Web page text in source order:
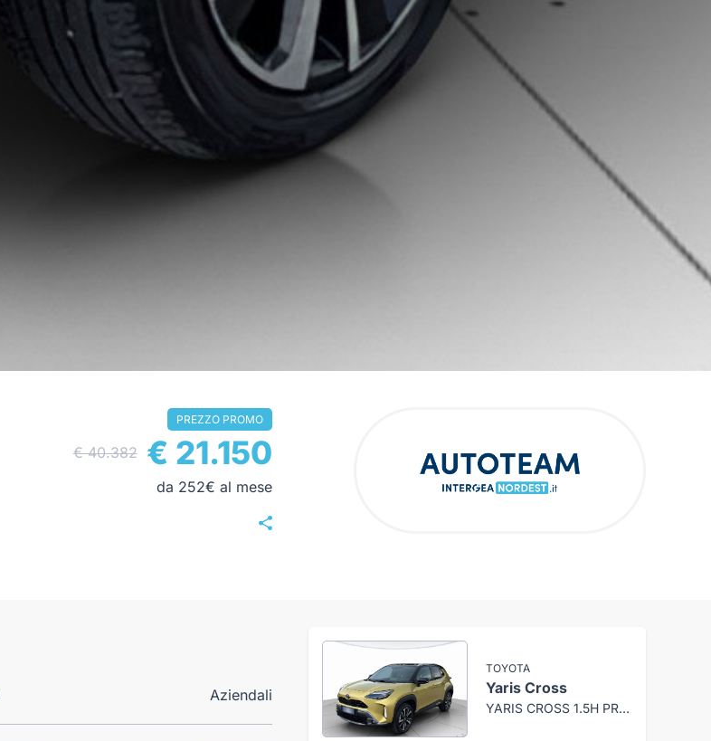
PREZZO PROMO
€ 40.382 € 21.150
da 252€ al mese
Aziendali
TOYOTA
Yaris Cross
YARIS CROSS 1.5H PREMIERE FWD 116CV E-CVT